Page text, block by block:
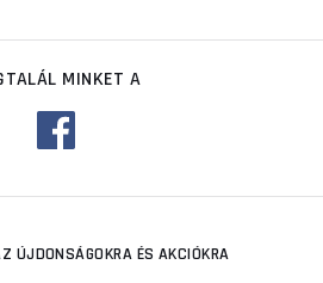
MINKET A
ÚJDONSÁGOKRA ÉS AKCIÓKRA